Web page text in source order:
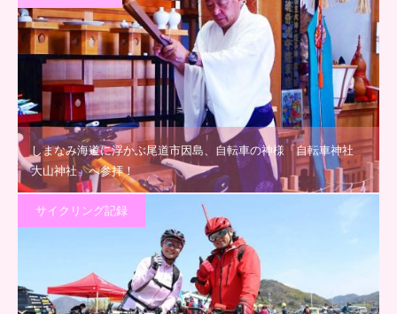
しまなみ海道に浮かぶ尾道市因島、自転車の神様「自転車神社
大山神社」へ参拝！
サイクリング記録